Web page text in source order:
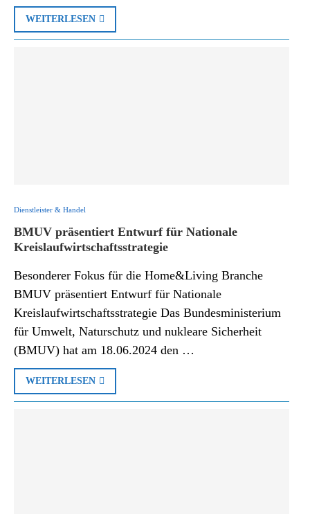
WEITERLESEN
Dienstleister & Handel
BMUV präsentiert Entwurf für Nationale
Kreislaufwirtschaftsstrategie
Besonderer Fokus für die Home&Living Branche
BMUV präsentiert Entwurf für Nationale
Kreislaufwirtschaftsstrategie Das Bundesministerium
für Umwelt, Naturschutz und nukleare Sicherheit
(BMUV) hat am 18.06.2024 den …
WEITERLESEN